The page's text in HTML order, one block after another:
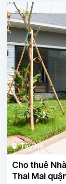
Tây Hồ
Cho thuê
Thai Mai